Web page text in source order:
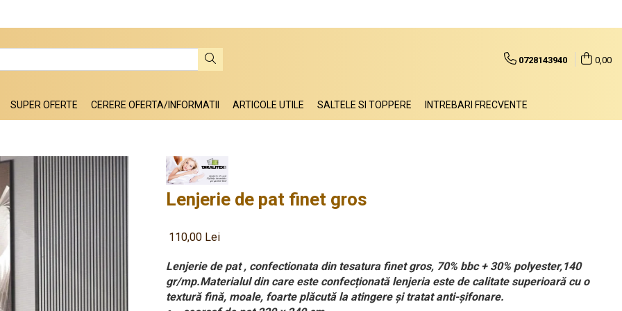
0728143940 0,00
SUPER OFERTE CERERE OFERTA/INFORMATII ARTICOLE UTILE SALTELE SI TOPPERE INTREBARI FRECVENTE
Lenjerie de pat finet gros
110,00 Lei
Lenjerie de pat , confectionata din tesatura finet gros, 70% bbc + 30% polyester,140
gr/mp.Materialul din care este confecționată lenjeria este de calitate superioară cu o
textură fină, moale, foarte plăcută la atingere și tratat anti-șifonare.